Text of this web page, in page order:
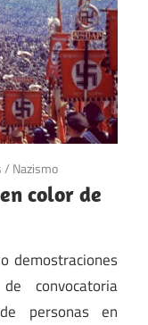
/ Nazismo
color de
demostraciones
convocatoria
personas en